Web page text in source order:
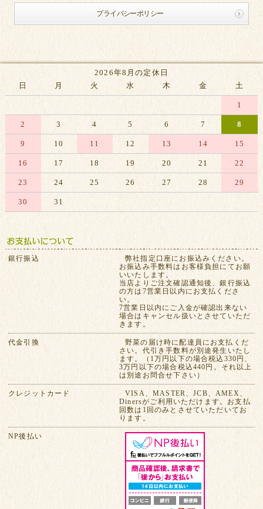
プライバシーポリシー
2026年8月の定休日
日
月 火 水 木 金 土
1
2 3 4 5 6 7 8
9 10 11 12 13 14 15
16 17 18 19 20 21 22
23 24 25 26 27 28 29
30 31
※赤字は休業日です
銀行振込
弊社指定口座にお振込みください。
お振込み手数料はお客様負担にてお願
いいたします。
当店よりご注文確認通知後、銀行振込
の方は7営業日以内にお支払くださ
い。
7営業日以内にご入金が確認出来ない
場合はキャンセル扱いとさせていただ
きます。
代金引換
野菜の届け時に配達員にお支払くだ
さい。代引き手数料が別途発生いたし
ます。（1万円以下の場合税込330円、
3万円以下の場合税込440円。それ以上
は別途お問合せ下さい）
クレジットカード
VISA、MASTER、JCB、AMEX、
Dinersがご利用いただけます。お支払
回数は1回のみとさせていただいてお
ります。
NP後払い